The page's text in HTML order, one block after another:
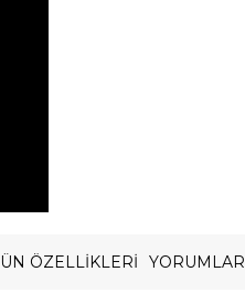
ÖZELLIKLERI YORUMLAR